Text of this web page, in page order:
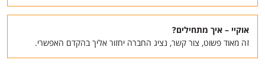
אוקיי – איך מתחילים?
זה מאוד פשוט, צור קשר, נציג החברה יחזור אליך בהקדם האפשרי.